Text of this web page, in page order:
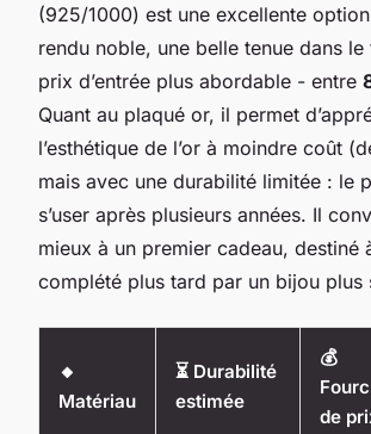
(925/1000) est une excellente
rendu noble, une belle tenue dans
prix d’entrée plus abordable - entre
Quant au plaqué or, il permet
l’esthétique de l’or à moindre coût
mais avec une durabilité limitée : le
s’user après plusieurs années. Il
mieux à un premier cadeau, destiné
complété plus tard par un bijou plus
🔸
Matériau
⏳ Durabilité
estimée
💰
de